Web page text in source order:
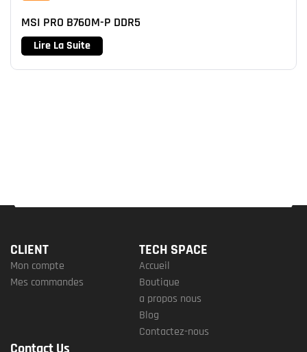
MSI PRO B760M-P DDR5
Lire La Suite
CLIENT
Mon compte
Mes commandes
TECH SPACE
Accueil
Boutique
a propos nous
Blog
Contactez-nous